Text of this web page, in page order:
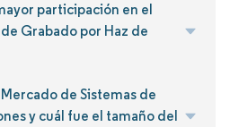
participación en el
Grabado por Haz de
de Sistemas de
y cuál fue el tamaño del